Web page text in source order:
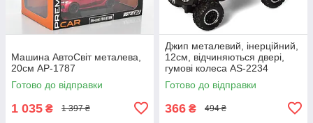
Машина АвтоСвіт металева,
20см AP-1787
Готово до відправки
1 035 ₴ 1 397 ₴
Джип металевий, інерційний,
12см, відчиняються двері,
гумові колеса AS-2234
Готово до відправки
366 ₴ 494 ₴